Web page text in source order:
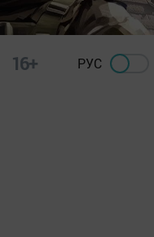
16+ РУС